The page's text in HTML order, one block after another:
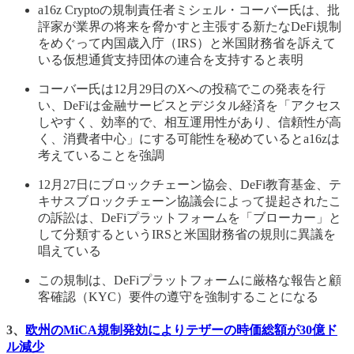
a16z Cryptoの規制責任者ミシェル・コーバー氏は、批
評家が業界の将来を脅かすと主張する新たなDeFi規制
をめぐって内国歳入庁（IRS）と米国財務省を訴えて
いる仮想通貨支持団体の連合を支持すると表明
コーバー氏は12月29日のXへの投稿でこの発表を行
い、DeFiは金融サービスとデジタル経済を「アクセス
しやすく、効率的で、相互運用性があり、信頼性が高
く、消費者中心」にする可能性を秘めているとa16zは
考えていることを強調
12月27日にブロックチェーン協会、DeFi教育基金、テ
キサスブロックチェーン協議会によって提起されたこ
の訴訟は、DeFiプラットフォームを「ブローカー」と
して分類するというIRSと米国財務省の規則に異議を
唱えている
この規制は、DeFiプラットフォームに厳格な報告と顧
客確認（KYC）要件の遵守を強制することになる
3、
欧州のMiCA規制発効によりテザーの時価総額が30億ド
ル減少